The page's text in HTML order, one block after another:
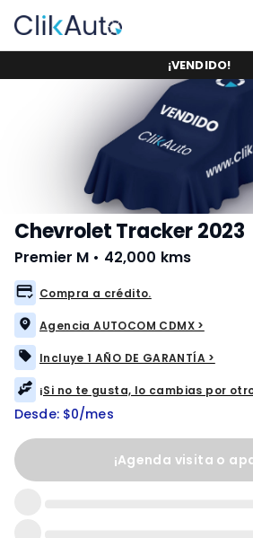
¡VENDIDO!
Chevrolet Tracker 2023
Premier M • 42,000 kms
Compra a crédito.
Agencia AUTOCOM CDMX >
Incluye 1 AÑO DE GARANTÍA >
¡Si no te gusta, lo cambias por
Desde: $0/mes
¡Agenda visita o